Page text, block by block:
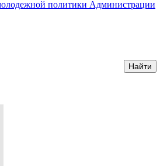
политики Администрации